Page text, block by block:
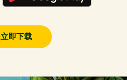
立即下载